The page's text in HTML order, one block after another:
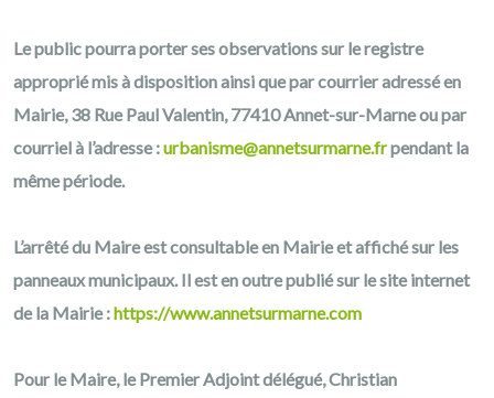
Le public pourra porter ses observations sur le registre
approprié mis à disposition ainsi que par courrier adressé en
Mairie, 38 Rue Paul Valentin, 77410 Annet-sur-Marne ou par
courriel à l’adresse :urbanisme@annetsurmarne.frpendant la
même période.
L’arrêté du Maire est consultable en Mairie et affiché sur les
panneaux municipaux. Il est en outre publié sur le site internet
de la Mairie :https://www.annetsurmarne.com
Pour le Maire, le Premier Adjoint délégué, Christian